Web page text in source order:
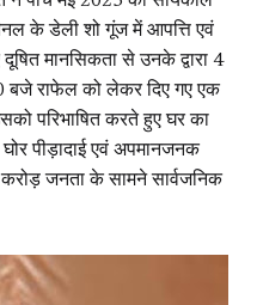
के डेली शो गूंज में आपत्ति एवं
मानसिकता से उनके द्वारा 4
बजे राफेल को लेकर दिए गए एक
परिभाषित करते हुए घर का
पीड़ादाई एवं अपमानजनक
जनता के सामने सार्वजनिक